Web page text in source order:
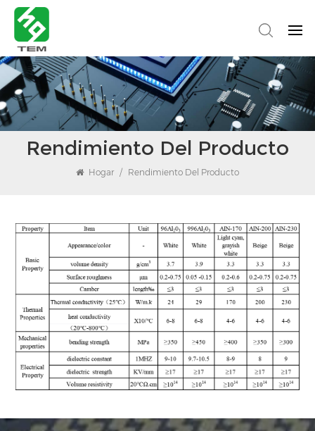
Rendimiento Del Producto
Hogar / Rendimiento Del Producto